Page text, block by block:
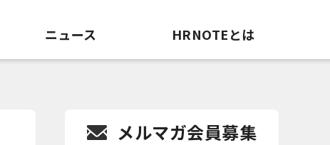
ニュース HRNOTEとは
メルマガ会員募集